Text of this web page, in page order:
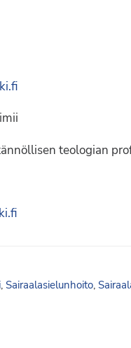
teologian
,Sairaalasielunhoito,